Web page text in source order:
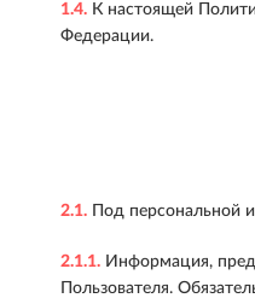
1.4. К настоящей
Федерации.
2.1. Под персональной
2.1.1. Информация,
Пользователя.